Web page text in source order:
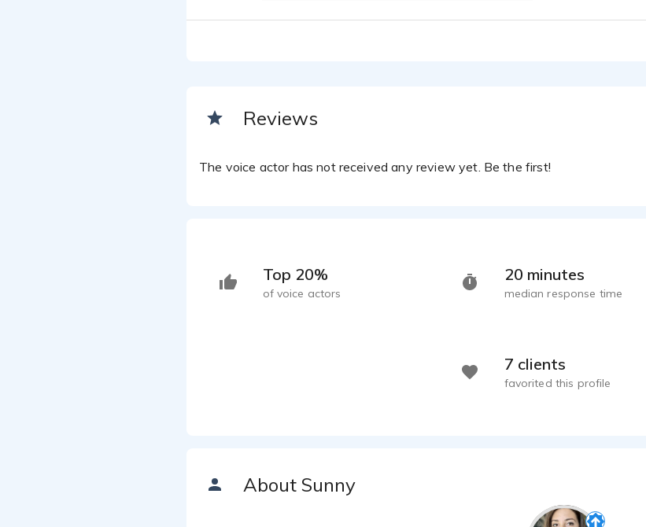
Reviews
The voice actor has not received any review yet. Be the first!
Top 20%
of voice actors
20 minutes
median response time
7 clients
favorited this profile
About Sunny